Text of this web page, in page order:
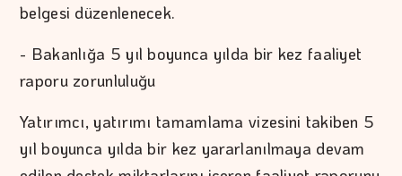
belgesi düzenlenecek.
- Bakanlığa 5 yıl boyunca yılda bir kez faaliyet
raporu zorunluluğu
Yatırımcı, yatırımı tamamlama vizesini takiben 5
yıl boyunca yılda bir kez yararlanılmaya devam